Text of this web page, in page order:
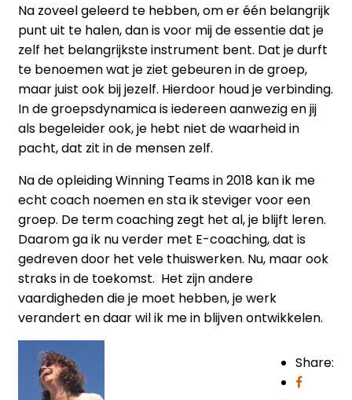
Na zoveel geleerd te hebben, om er één belangrijk
punt uit te halen, dan is voor mij de essentie dat je
zelf het belangrijkste instrument bent. Dat je durft
te benoemen wat je ziet gebeuren in de groep,
maar juist ook bij jezelf. Hierdoor houd je verbinding.
In de groepsdynamica is iedereen aanwezig en jij
als begeleider ook, je hebt niet de waarheid in
pacht, dat zit in de mensen zelf.
Na de opleiding Winning Teams in 2018 kan ik me
echt coach noemen en sta ik steviger voor een
groep. De term coaching zegt het al, je blijft leren.
Daarom ga ik nu verder met E-coaching, dat is
gedreven door het vele thuiswerken. Nu, maar ook
straks in de toekomst. Het zijn andere
vaardigheden die je moet hebben, je werk
verandert en daar wil ik me in blijven ontwikkelen.
Share: